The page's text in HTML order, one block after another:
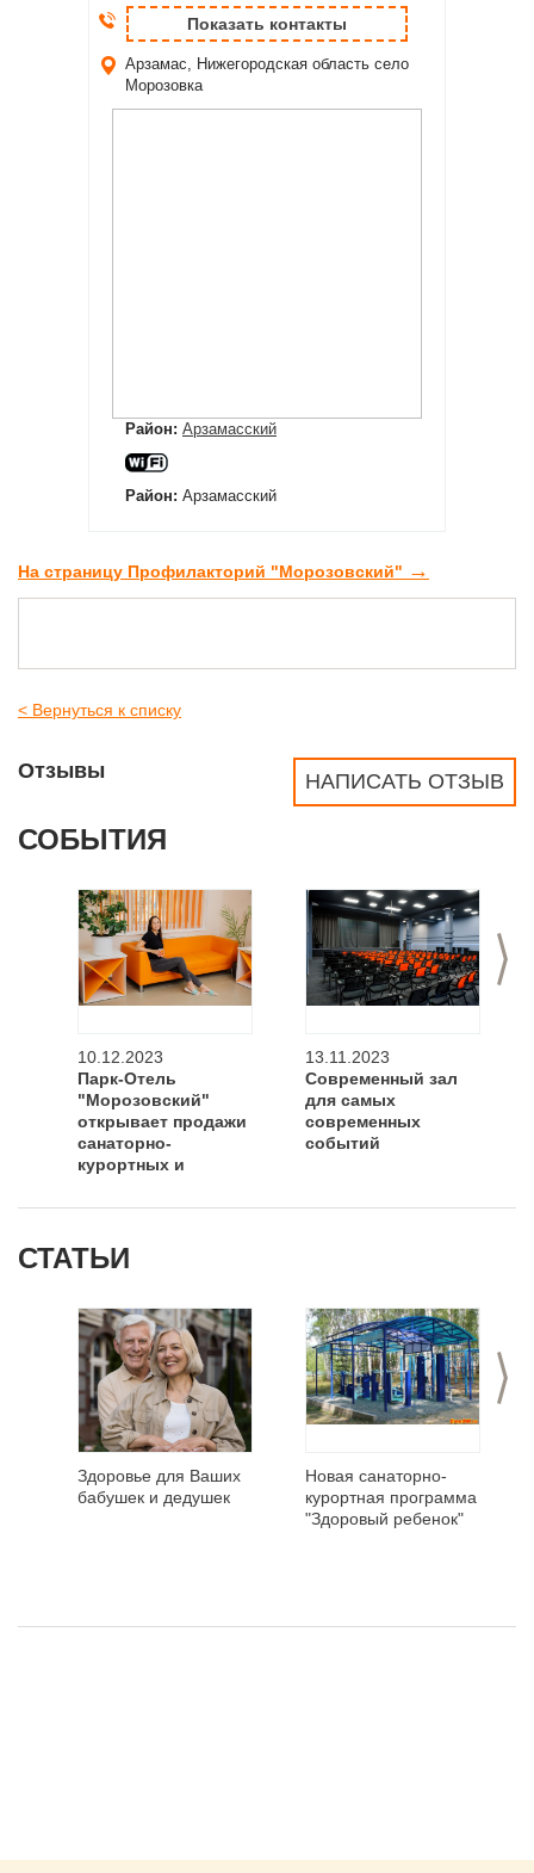
Показать контакты
Арзамас, Нижегородская область село
Морозовка
Район: Арзамасский
Район: Арзамасский
На страницу Профилакторий "Морозовский" →
< Вернуться к списку
НАПИСАТЬ ОТЗЫВ
Отзывы
СОБЫТИЯ
>
10.12.2023
Парк-Отель
"Морозовский"
открывает продажи
санаторно-
курортных и
путевок на 2024 год.
13.11.2023
Современный зал
для самых
современных
событий
СТАТЬИ
>
Здоровье для Ваших
бабушек и дедушек
Новая санаторно-
курортная программа
"Здоровый ребенок"